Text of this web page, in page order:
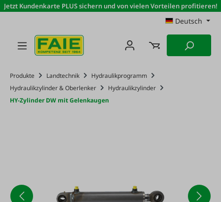
Zum Hauptinhalt springen
Jetzt Kundenkarte PLUS sichern und von vielen Vorteilen profitieren!
Deutsch
Produkte Landtechnik
Hydraulikprogramm
Hydraulikzylinder & Oberlenker
Hydraulikzylinder
HY-Zylinder DW mit Gelenkaugen